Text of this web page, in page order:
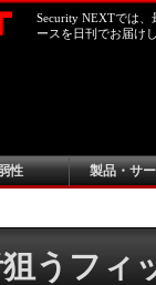
Security NEXTでは
ースを日刊でお届け
性 製品・サ
うフィ